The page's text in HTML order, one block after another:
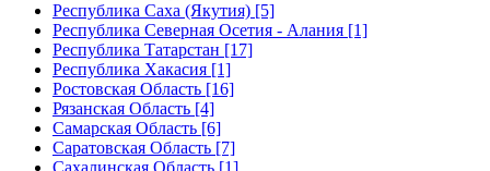
Республика Саха (Якутия) [5]
Республика Северная Осетия - Алания [1]
Республика Татарстан [17]
Республика Хакасия [1]
Ростовская Область [16]
Рязанская Область [4]
Самарская Область [6]
Саратовская Область [7]
Сахалинская Область [1]